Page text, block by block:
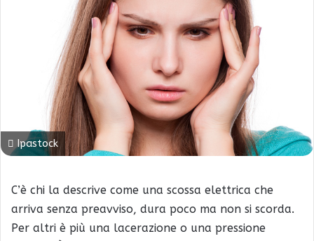
Ipastock
C’è chi la descrive come una scossa elettrica che
arriva senza preavviso, dura poco ma non si scorda.
Per altri è più una lacerazione o una pressione